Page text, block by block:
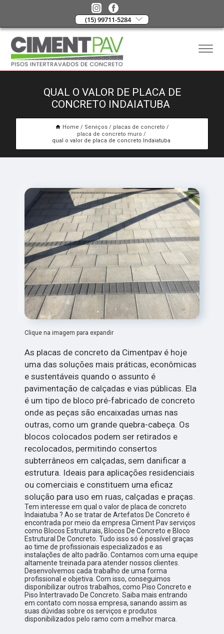
(15) 99711-5284
QUAL O VALOR DE PLACA DE
CONCRETO INDAIATUBA
Home Serviços
placas de concreto
placa de concreto muro
qual o valor de placa de concreto Indaiatuba
Clique na imagem para expandir
As placas de concreto da Cimentpav é hoje
uma das soluções mais práticas, econômicas
e sustentáveis quando o assunto é
pavimentação de calçadas e vias públicas. Ela
é um tipo de bloco pré-fabricado de concreto
onde as peças são encaixadas umas nas
outras, como um grande quebra-cabeça. Os
blocos colocados podem ser retirados e
recolocados, permitindo consertos
subterrâneos em calçadas, sem danificar a
estrutura. Ideais para aplicações residenciais
ou comerciais e constituem uma eficaz
solução para uso em ruas, calçadas e praças.
Tem interesse em qual o valor de placa de concreto
Indaiatuba ? Ao se tratar de Artefatos De Concreto é
encontrada por meio da empresa Ciment Pav serviços
como Blocos Estruturais, Blocos De Concreto e Bloco
Estrutural De Concreto. Tudo isso só é possível graças
ao time de profissionais especializados e as
instalações de alto padrão. Contamos com uma equipe
altamente treinada para atender nossos clientes.
Desenvolvemos cada trabalho de uma forma
profissional e objetiva. Com isso, conseguimos
disponibilizar outros trabalhos, como Piso Concreto e
Piso Intertravado De Concreto. Saiba mais entrando
em contato com nossa empresa, sanando assim as
suas dúvidas sobre os serviços e produtos
disponibilizados pelo ramo com a melhor marca.